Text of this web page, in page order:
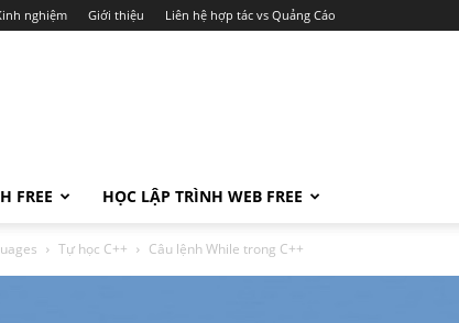
nghiệm Giới thiệu Liên hệ hợp tác vs Quảng Cáo
FREE HỌC LẬP TRÌNH WEB FREE
Tự học C++ Câu lệnh While trong C++